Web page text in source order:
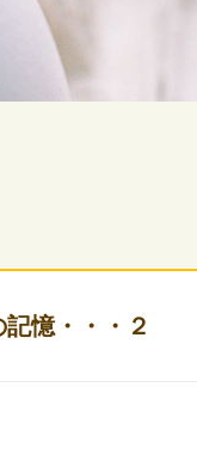
憶・・・２